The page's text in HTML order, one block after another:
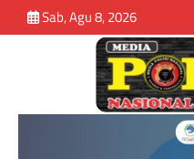
Sab, Agu 8, 2026